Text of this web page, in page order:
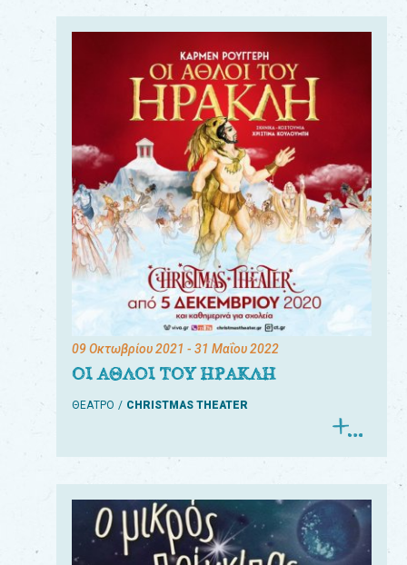
09 Οκτωβρίου 2021 - 31 Μαΐου 2022
ΟΙ ΑΘΛΟΙ ΤΟΥ ΗΡΑΚΛΗ
ΘΕΑΤΡΟ CHRISTMAS THEATER